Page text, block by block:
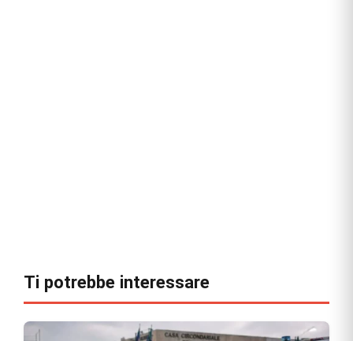
Ti potrebbe interessare